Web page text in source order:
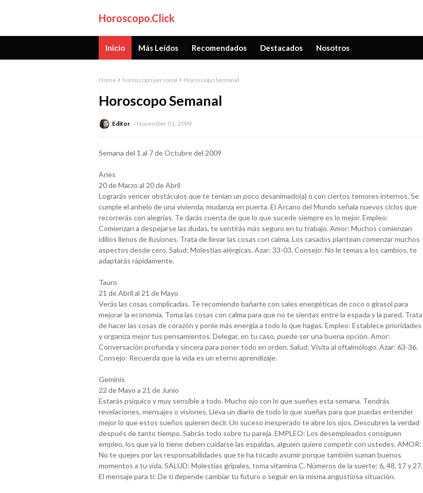
Horoscopo.Click
Inicio Más Leídos Recomendados Destacados Nosotros
Home horoscopo personal Horoscopo Semanal
Horoscopo Semanal
Editor November 01, 2009
Semana del 1 al 7 de Octubre del 2009
Aries
20 de Marzo al 20 de Abril
Lograrás vencer obstáculos que te tenían un poco desanimado(a) o con ciertos temores internos. Se
cumple el anhelo de una vivienda, mudanza en puerta. El Arcano del Mundo señala nuevos ciclos que
recorrerás con alegrías. Te darás cuenta de que lo que sucede siempre es lo mejor. Empleo:
Comienzan a despejarse las dudas, te sentirás más seguro en tu trabajo. Amor: Muchos comienzan
idilios llenos de ilusiones. Trata de llevar las cosas con calma. Los casados plantean comenzar muchos
aspectos desde cero. Salud: Molestias alérgicas. Azar: 33-03. Consejo: No le temas a los cambios, te
adaptarás rápidamente.
Tauro
21 de Abril al 21 de Mayo
Verás las cosas complicadas. Te recomiendo bañarte con sales energéticas de coco o girasol para
mejorar la economía. Toma las cosas con calma para que no te sientas entre la espada y la pared. Trata
de hacer las cosas de corazón y ponle más energía a todo lo que hagas. Empleo: Establece prioridades
y organiza mejor tus pensamientos. Delegar, en tu caso, puede ser una buena opción. Amor:
Conversación profunda y sincera para poner todo en orden. Salud: Visita al oftalmólogo. Azar: 63-36.
Consejo: Recuerda que la vida es un eterno aprendizaje.
Geminis
22 de Mayo a 21 de Junio
Estarás psíquico y muy sensible a todo. Mucho ojo con lo que sueñes esta semana. Tendrás
revelaciones, mensajes o visiones. Lleva un diario de todo lo que sueñas para que puedas entender
mejor lo que estos sueños quieren decir. Un suceso inesperado te abre los ojos. Descubres la verdad
después de tanto tiempo. Sabrás todo sobre tu pareja. EMPLEO: Los desempleados consiguen
empleo, los que ya lo tiene deben cuidarse las espaldas, alguien quiere competir con ustedes. AMOR:
No te quejes por las responsabilidades que te ha tocado asumir porque también suman buenos
momentos a tu vida. SALUD: Molestias gripales, toma vitamina C. Números de la suerte: 6, 48, 17 y 27.
El mensaje para ti: De ti depende cambiar tu futuro o seguir en la misma angustiosa situación.